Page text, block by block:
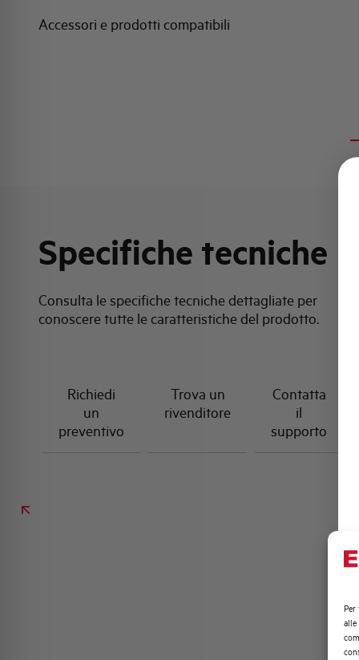
Per
alle
Accessori e prodotti compatibili
Specifiche tecniche
Consulta le specifiche tecniche dettagliate per
conoscere tutte le caratteristiche del prodotto.
Richiedi
un
preventivo
Trova un
rivenditore
Contatta
il
supporto